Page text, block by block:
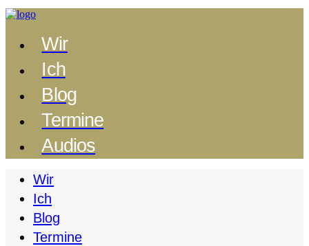
Wir
Ich
Blog
Termine
Audios
Wir
Ich
Blog
Termine